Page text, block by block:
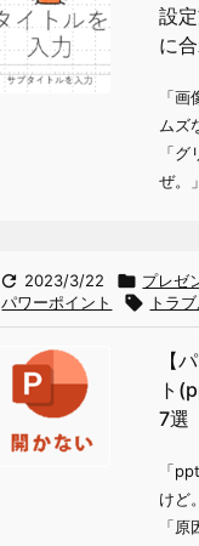
設
に
「
ムズ
「
ぜ。
 2023/3/22  プレゼ
パワーポイント
 トラ
【
ト
7選
「
けど
「